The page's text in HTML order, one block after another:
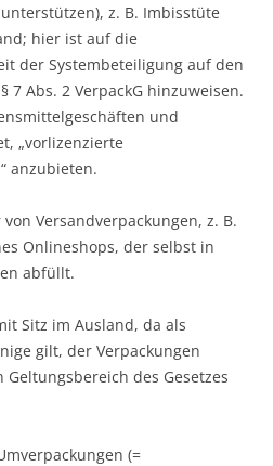
z. B. Imbisstüte
hier ist auf die
der Systembeteiligung auf den
7 Abs. 2 VerpackG hinzuweisen.
und
„vorlizenzierte
anzubieten.
Versandverpackungen, z. B.
Onlineshops, der selbst in
abfüllt.
Sitz im Ausland, da als
gilt, der Verpackungen
des Gesetzes
(=